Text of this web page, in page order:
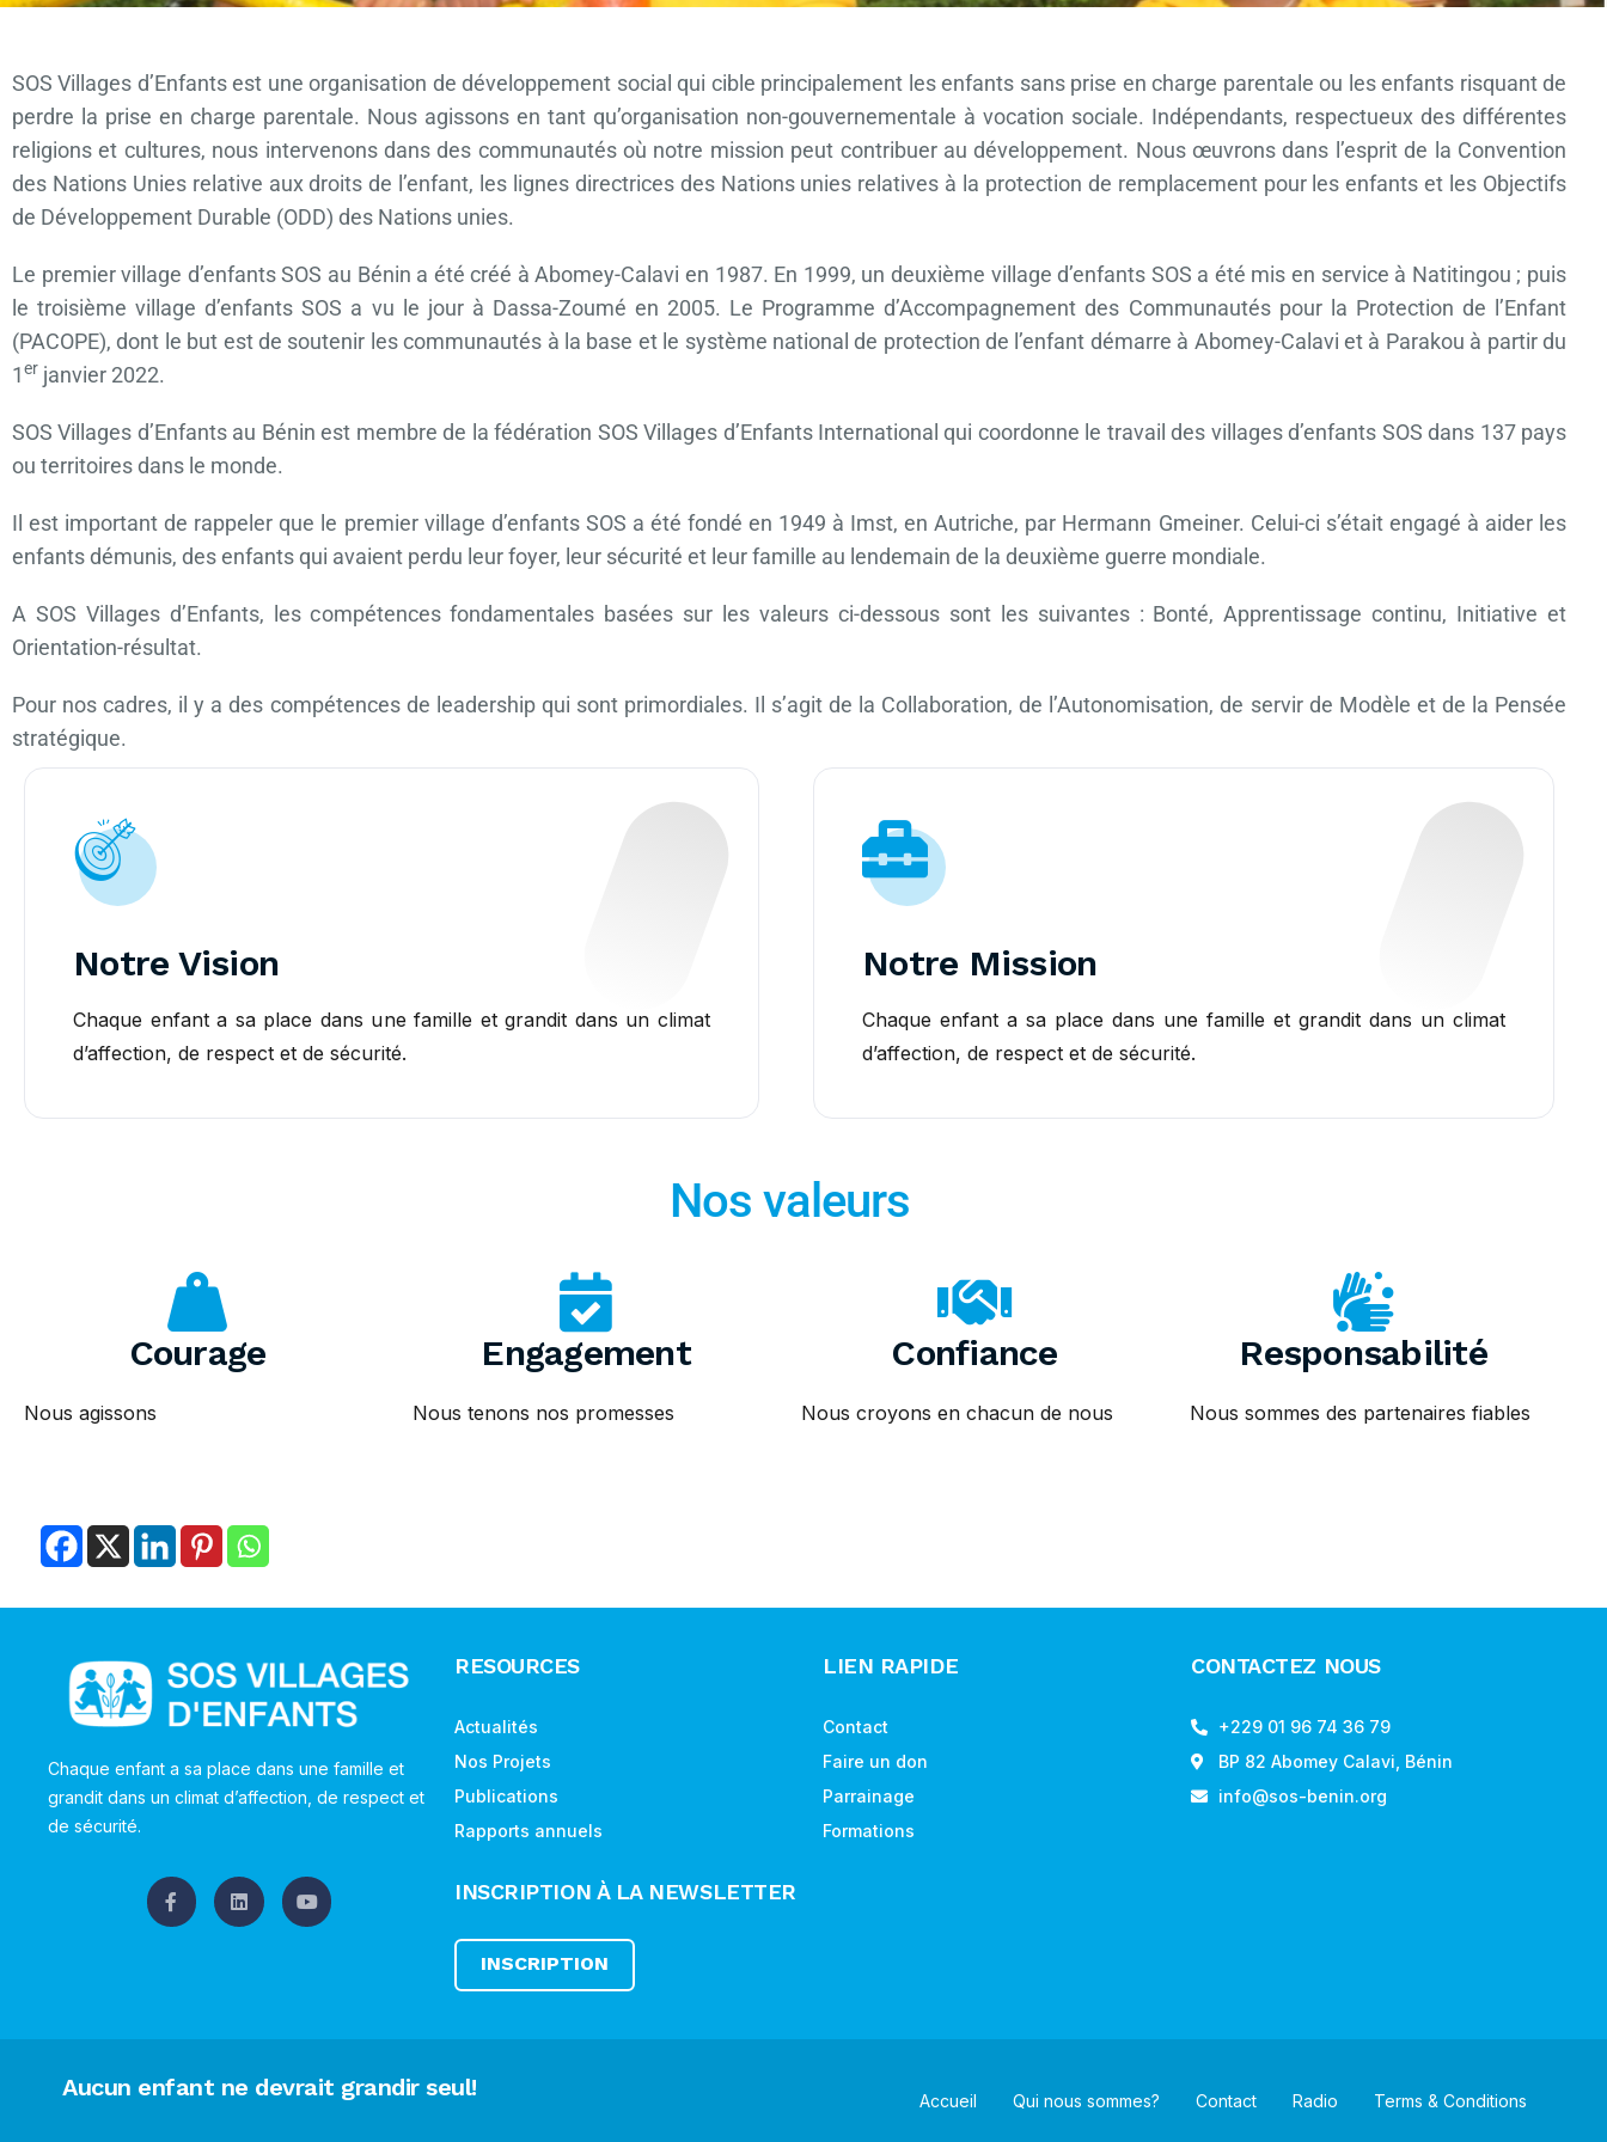
SOS Villages d’Enfants est une organisation de développement social qui cible principalement les enfants sans prise en charge parentale ou les enfants risquant de
perdre la prise en charge parentale. Nous agissons en tant qu’organisation non-gouvernementale à vocation sociale. Indépendants, respectueux des différentes
religions et cultures, nous intervenons dans des communautés où notre mission peut contribuer au développement. Nous œuvrons dans l’esprit de la Convention
des Nations Unies relative aux droits de l’enfant, les lignes directrices des Nations unies relatives à la protection de remplacement pour les enfants et les Objectifs
de Développement Durable (ODD) des Nations unies.
Le premier village d’enfants SOS au Bénin a été créé à Abomey-Calavi en 1987. En 1999, un deuxième village d’enfants SOS a été mis en service à Natitingou ; puis
le troisième village d’enfants SOS a vu le jour à Dassa-Zoumé en 2005. Le Programme d’Accompagnement des Communautés pour la Protection de l’Enfant
(PACOPE), dont le but est de soutenir les communautés à la base et le système national de protection de l’enfant démarre à Abomey-Calavi et à Parakou à partir du
1er janvier 2022.
SOS Villages d’Enfants au Bénin est membre de la fédération SOS Villages d’Enfants International qui coordonne le travail des villages d’enfants SOS dans 137 pays
ou territoires dans le monde.
Il est important de rappeler que le premier village d’enfants SOS a été fondé en 1949 à Imst, en Autriche, par Hermann Gmeiner. Celui-ci s’était engagé à aider les
enfants démunis, des enfants qui avaient perdu leur foyer, leur sécurité et leur famille au lendemain de la deuxième guerre mondiale.
A SOS Villages d’Enfants, les compétences fondamentales basées sur les valeurs ci-dessous sont les suivantes : Bonté, Apprentissage continu, Initiative et
Orientation-résultat.
Pour nos cadres, il y a des compétences de leadership qui sont primordiales. Il s’agit de la Collaboration, de l’Autonomisation, de servir de Modèle et de la Pensée
stratégique.
Notre Vision
Chaque enfant a sa place dans une famille et grandit dans un climat
d’affection, de respect et de sécurité.
Notre Mission
Chaque enfant a sa place dans une famille et grandit dans un climat
d’affection, de respect et de sécurité.
Nos valeurs
Courage
Nous agissons
Engagement
Nous tenons nos promesses
Confiance
Nous croyons en chacun de nous
Responsabilité
Nous sommes des partenaires fiables
Chaque enfant a sa place dans une famille et
grandit dans un climat d’affection, de respect et
de sécurité.
RESOURCES
Actualités
Nos Projets
Publications
Rapports annuels
INSCRIPTION À LA NEWSLETTER
INSCRIPTION
LIEN RAPIDE
Contact
Faire un don
Parrainage
Formations
CONTACTEZ NOUS
+229 01 96 74 36 79
BP 82 Abomey Calavi, Bénin
info@sos-benin.org
Aucun enfant ne devrait grandir seul! Accueil Qui nous sommes? Contact Radio Terms & Conditions